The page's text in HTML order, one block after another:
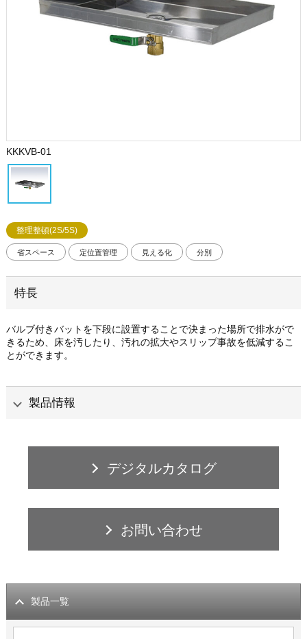
KKKVB-01
整理整頓(2S/5S)
省スペース 定位置管理 見える化 分別
特長
バルブ付きバットを下段に設置することで決まった場所で排水がで
きるため、床を汚したり、汚れの拡大やスリップ事故を低減するこ
とができます。
製品情報
デジタルカタログ
お問い合わせ
製品一覧